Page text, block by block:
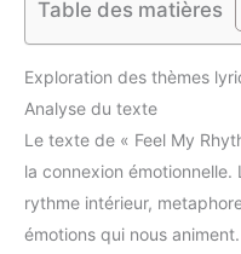
Table des matières
Exploration des thèmes
Analyse du texte
Le texte de « Feel My
la connexion
rythme intérieur,
émotions qui nous